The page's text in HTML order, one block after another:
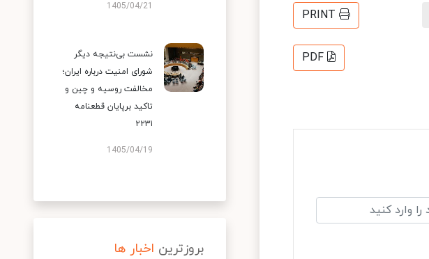
PRINT
PDF
1405/04/21
نشست بی‌نتیجه دیگر
شورای امنیت درباره ایران؛
مخالفت روسیه و چین و
تاکید برپایان قطعنامه
۲۲۳۱
1405/04/19
بروزترین اخبار ها